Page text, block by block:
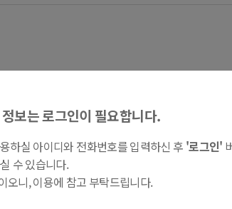
보는 로그인이 필요합니다.
하실 아이디와 전화번호를 입력하신 후 '로그인'
수 있습니다.
오니, 이용에 참고 부탁드립니다.